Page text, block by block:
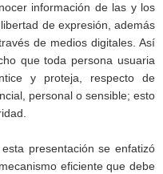
información de las y los
de expresión, además
de medios digitales. Así
que toda persona usuaria
y proteja, respecto de
personal o sensible; esto
presentación se enfatizó
eficiente que debe